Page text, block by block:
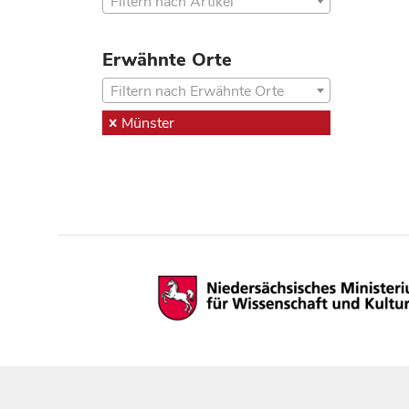
Erwähnte Orte
Filtern nach Erwähnte Orte
Münster